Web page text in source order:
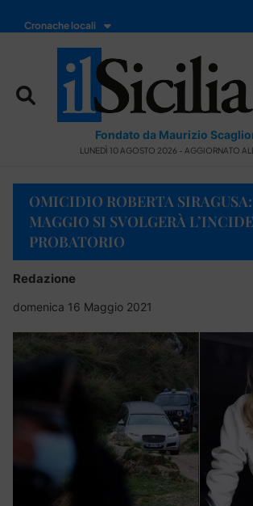
Cronache locali
Fondato da Maurizio
LUNEDÌ 10 AGOSTO 2026 - AGGIORNATO
OMICIDIO ROBERTA
MAGGIO SI SVOLGERÀ
PROBATORIO
Redazione
domenica 16 Maggio 2021